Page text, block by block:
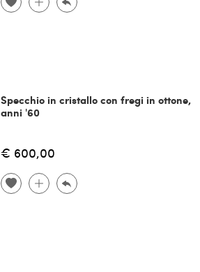
Specchio in cristallo con fregi in ottone,
anni '60
€ 600,00